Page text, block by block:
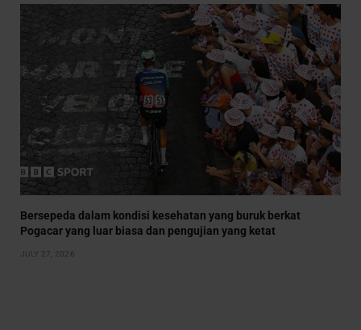
Bersepeda dalam kondisi kesehatan yang buruk berkat
Pogacar yang luar biasa dan pengujian yang ketat
JULY 27, 2026